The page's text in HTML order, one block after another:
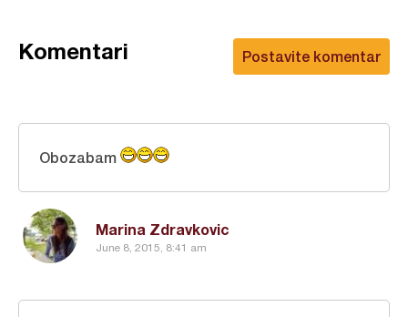
Postavite komentar
Komentari
Marina Zdravkovic
June 8, 2015, 8:41 am
Obozabam